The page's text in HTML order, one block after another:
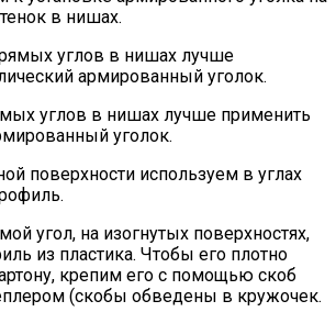
в нишах.
углов в нишах лучше применить
уголок.
угол, на изогнутых поверхностях,
из пластика. Чтобы его плотно
крепим его с помощью скоб
(скобы обведены в кружочек.